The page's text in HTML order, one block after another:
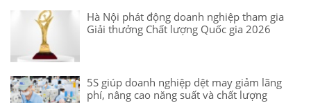
Hà Nội phát động doanh nghiệp tham gia
Giải thưởng Chất lượng Quốc gia 2026
5S giúp doanh nghiệp dệt may giảm lãng
phí, nâng cao năng suất và chất lượng